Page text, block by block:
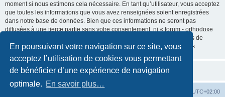
En poursuivant votre navigation sur ce site, vous
acceptez l’utilisation de cookies vous permettant
de bénéficier d’une expérience de navigation
optimale. En savoir plus…
moment si nous estimons cela nécessaire. En tant qu’utilisateur, vous acceptez
que toutes les informations que vous avez renseignées soient enregistrées
dans notre base de données. Bien que ces informations ne seront pas
diffusées à une tierce partie sans votre consentement, ni « forum - orthodoxe
.com », ni phpBB, ne pourront être tenus comme responsables en cas de
tentative de piratage informatique visant à compromettre vos données.
UTC+02:00